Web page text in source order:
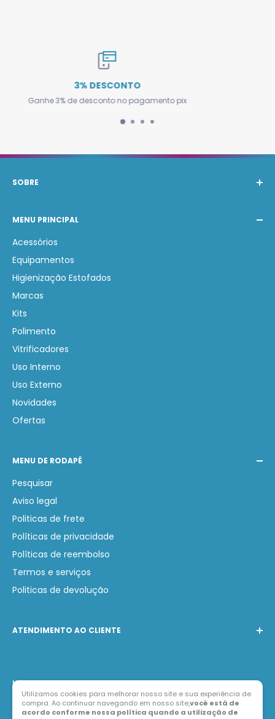
pix Envio rápido e entregamos para todo
SOBRE
melhores produtos nacionais e internacionais de
Estética Automotiva. Nosso compromisso é auxiliar na
lucratividade.
MENU PRINCIPAL
Acessórios
Equipamentos
Higienização Estofados
Marcas
Kits
Polimento
Vitrificadores
Uso Interno
Uso Externo
Novidades
Ofertas
MENU DE RODAPÉ
Pesquisar
Aviso legal
Politicas de frete
Políticas de privacidade
Políticas de reembolso
Termos e serviços
Politicas de devolução
ATENDIMENTO AO CLIENTE
E-mail:
Nós aceitamos
Utilizamos cookies para melhorar nosso site e sua experiência de
compra. Ao continuar navegando em nosso site,você está de
acordo conforme nossa política quando a utilização de